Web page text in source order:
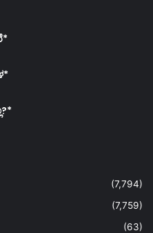
(7,794)
(7,759)
(63)